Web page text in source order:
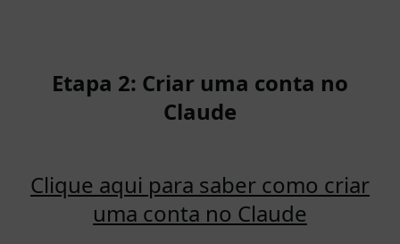
Etapa 2: Criar uma conta no
Claude
Clique aqui para saber como criar
uma conta no Claude